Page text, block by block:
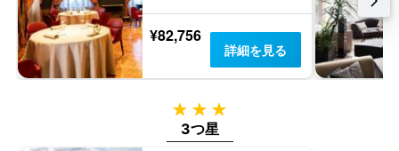
¥82,756
詳細を見る
3つ星
3つ星